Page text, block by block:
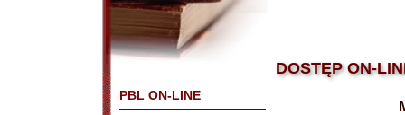
PBL ON-LINE
DOSTĘP ON-